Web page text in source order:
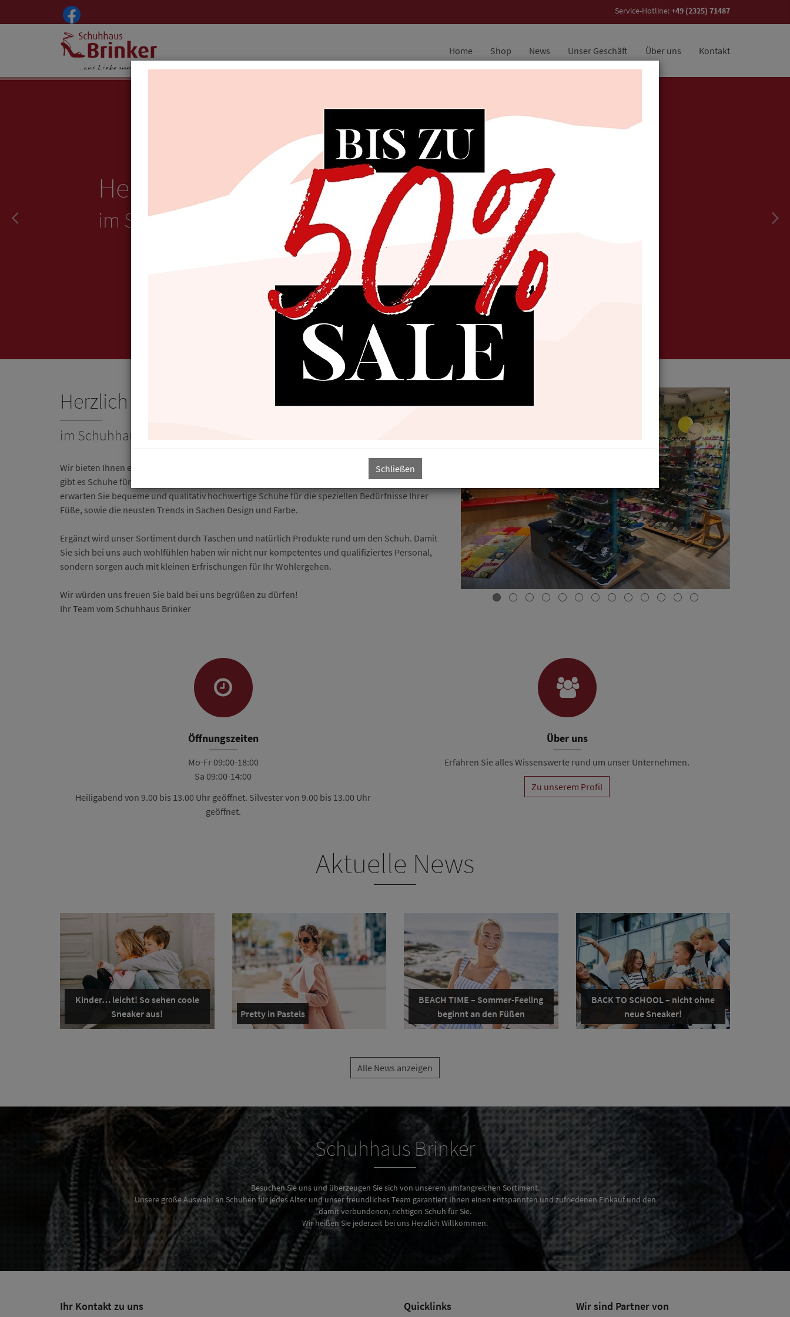
Service-Hotline:+49 (2325) 71487
Home Shop News Unser Geschäft Über uns Kontakt
Herzlich Willkommen
im Schuhhaus Brinker
Herzlich willkommen
im Schuhhaus Brinker.
Wir bieten Ihnen ein breit gefächertes Sortiment an Damen-, Herren- und Kinderschuhen. Bei uns
gibt es Schuhe für die ganze Familie, mit einer großen Auswahl an bekannten Marken. Es
erwarten Sie bequeme und qualitativ hochwertige Schuhe für die speziellen Bedürfnisse Ihrer
Füße, sowie die neusten Trends in Sachen Design und Farbe.
Ergänzt wird unser Sortiment durch Taschen und natürlich Produkte rund um den Schuh. Damit
Sie sich bei uns auch wohlfühlen haben wir nicht nur kompetentes und qualifiziertes Personal,
sondern sorgen auch mit kleinen Erfrischungen für Ihr Wohlergehen.
Wir würden uns freuen Sie bald bei uns begrüßen zu dürfen!
Ihr Team vom Schuhhaus Brinker
Öffnungszeiten
Mo-Fr 09:00-18:00
Sa 09:00-14:00
Heiligabend von 9.00 bis 13.00 Uhr geöffnet. Silvester von 9.00 bis 13.00 Uhr
geöffnet.
Über uns
Erfahren Sie alles Wissenswerte rund um unser Unternehmen.
Zu unserem Profil
Aktuelle News
Kinder… leicht! So sehen coole
Sneaker aus!
Pretty in Pastels
BEACH TIME – Sommer-Feeling
beginnt an den Füßen
BACK TO SCHOOL – nicht ohne
neue Sneaker!
Alle News anzeigen
Schuhhaus Brinker
Besuchen Sie uns und überzeugen Sie sich von unserem umfangreichen Sortiment.
Unsere große Auswahl an Schuhen für jedes Alter und unser freundliches Team garantiert Ihnen einen entspannten und zufriedenen Einkauf und den
damit verbundenen, richtigen Schuh für Sie.
Wir heißen Sie jederzeit bei uns Herzlich Willkommen.
Ihr Kontakt zu uns Quicklinks Wir sind Partner von
Schließen